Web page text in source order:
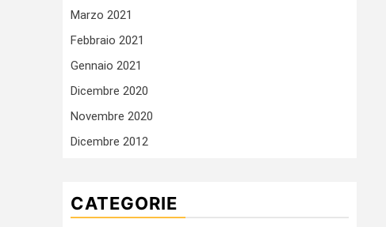
Marzo 2021
Febbraio 2021
Gennaio 2021
Dicembre 2020
Novembre 2020
Dicembre 2012
CATEGORIE